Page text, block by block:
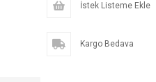
İstek Listeme Ekle
Kargo Bedava